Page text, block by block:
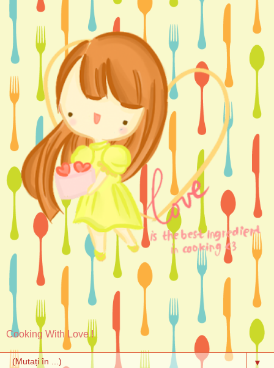
Cooking With Love !
▼